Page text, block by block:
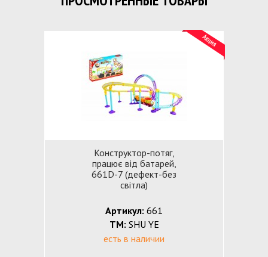
Конструктор-потяг,
працює від батарей,
661D-7 (дефект-без
світла)
Артикул: 661
ТМ: SHU YE
есть в наличии